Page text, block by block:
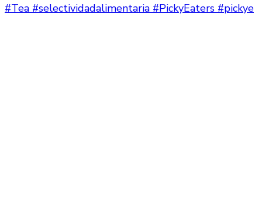
#Tea #selectividadalimentaria #PickyEaters #pickye